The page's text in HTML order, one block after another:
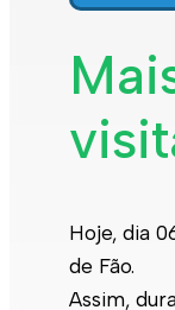
Hoje, dia
de Fão.
Assim,